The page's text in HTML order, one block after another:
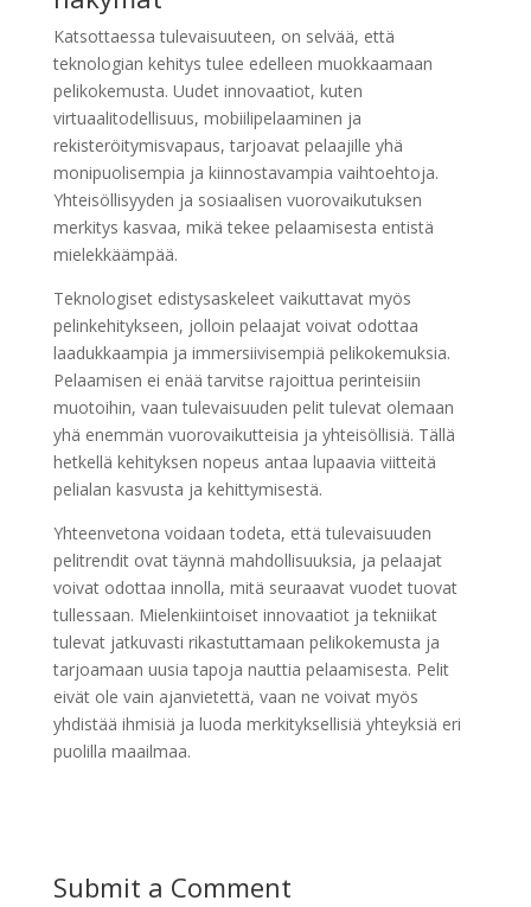
Katsottaessa tulevaisuuteen, on selvää, että
teknologian kehitys tulee edelleen muokkaamaan
pelikokemusta. Uudet innovaatiot, kuten
virtuaalitodellisuus, mobiilipelaaminen ja
rekisteröitymisvapaus, tarjoavat pelaajille yhä
monipuolisempia ja kiinnostavampia vaihtoehtoja.
Yhteisöllisyyden ja sosiaalisen vuorovaikutuksen
merkitys kasvaa, mikä tekee pelaamisesta entistä
mielekkäämpää.
Teknologiset edistysaskeleet vaikuttavat myös
pelinkehitykseen, jolloin pelaajat voivat odottaa
laadukkaampia ja immersiivisempiä pelikokemuksia.
Pelaamisen ei enää tarvitse rajoittua perinteisiin
muotoihin, vaan tulevaisuuden pelit tulevat olemaan
yhä enemmän vuorovaikutteisia ja yhteisöllisiä. Tällä
hetkellä kehityksen nopeus antaa lupaavia viitteitä
pelialan kasvusta ja kehittymisestä.
Yhteenvetona voidaan todeta, että tulevaisuuden
pelitrendit ovat täynnä mahdollisuuksia, ja pelaajat
voivat odottaa innolla, mitä seuraavat vuodet tuovat
tullessaan. Mielenkiintoiset innovaatiot ja tekniikat
tulevat jatkuvasti rikastuttamaan pelikokemusta ja
tarjoamaan uusia tapoja nauttia pelaamisesta. Pelit
eivät ole vain ajanvietettä, vaan ne voivat myös
yhdistää ihmisiä ja luoda merkityksellisiä yhteyksiä eri
puolilla maailmaa.
Submit a Comment